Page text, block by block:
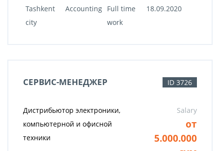
Tashkent
city
Accounting Full time
work
18.09.2020
СЕРВИС-МЕНЕДЖЕР ID 3726
Дистрибьютор электроники,
компьютерной и офисной
техники
Salary
от
5.000.000